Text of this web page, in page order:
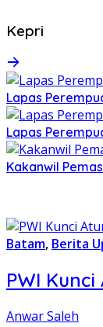
Kepri
Lapas
Lapas
Kakanwil
Batam, Berita
PWI
Anwar Saleh